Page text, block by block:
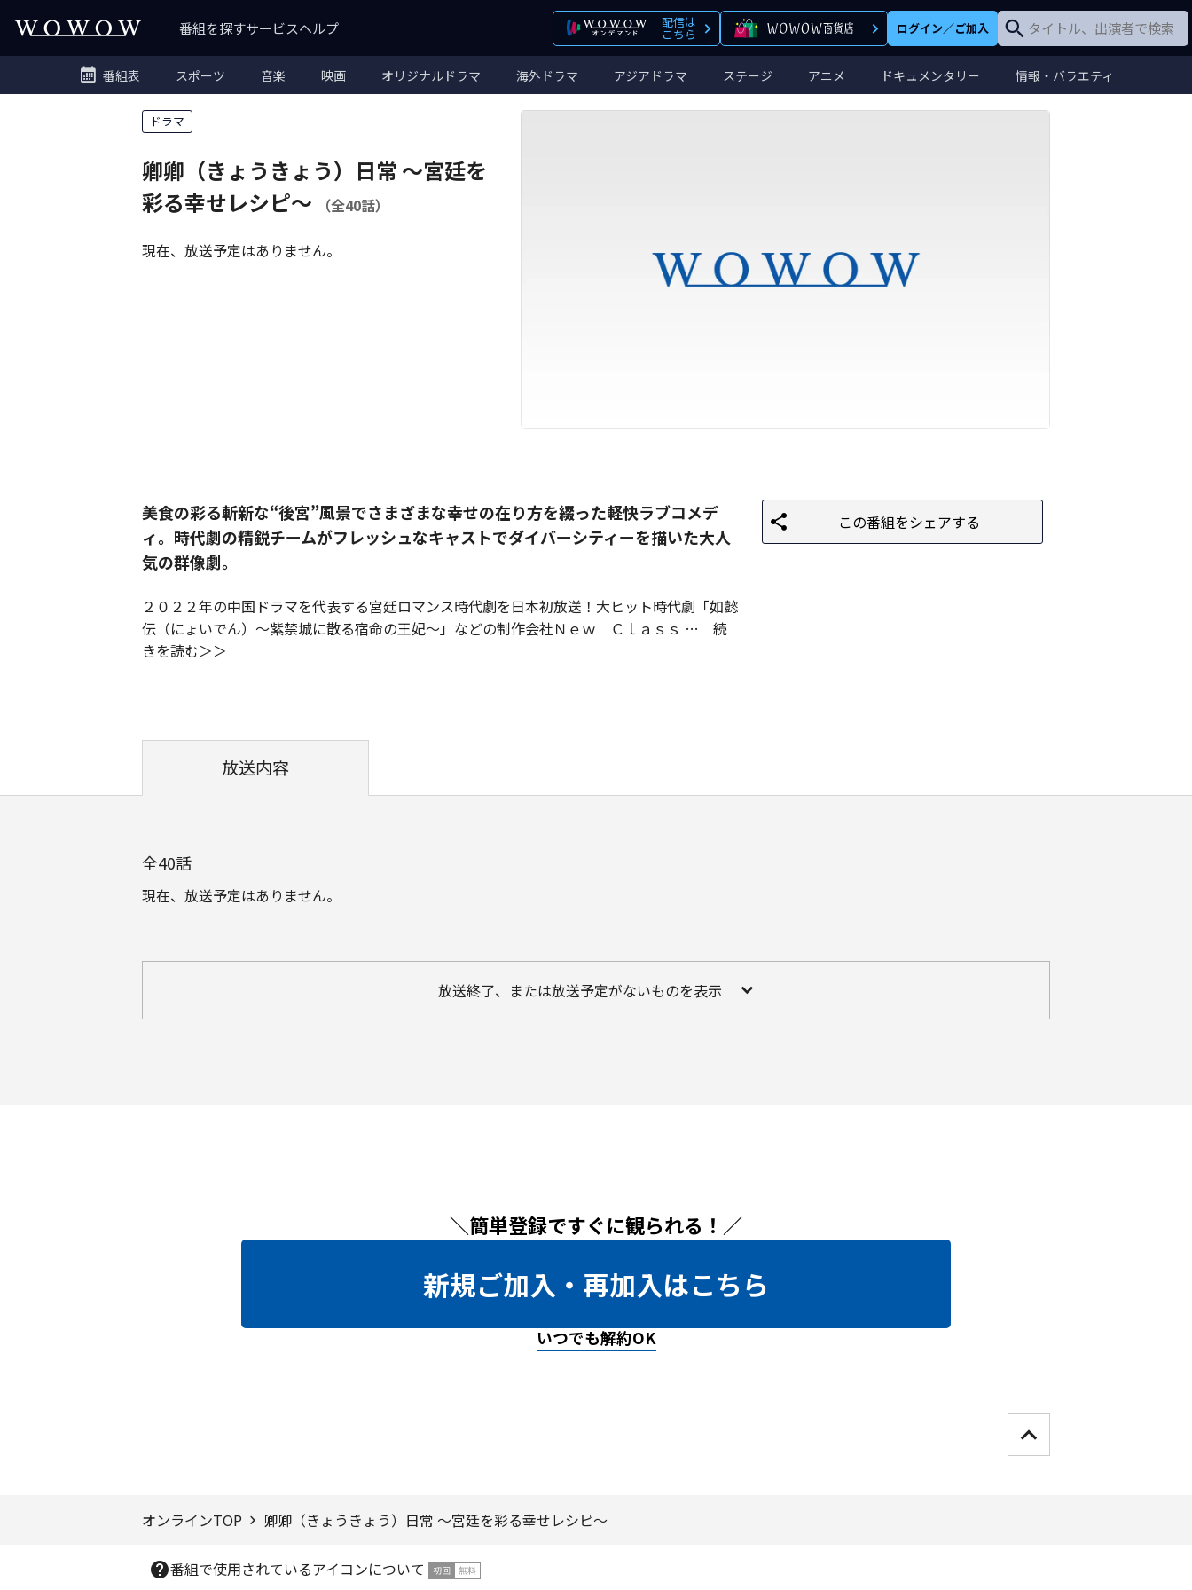
番組を探すサービスヘルプ 配信は
こちら ログイン／ご加入
番組表 スポーツ 音楽 映画 オリジナルドラマ 海外ドラマ アジアドラマ ステージ アニメ ドキュメンタリー 情報・バラエティ
ドラマ
卿卿（きょうきょう）日常 ～宮廷を
彩る幸せレシピ～
（全40話）
現在、放送予定はありません。
美食の彩る斬新な“後宮”風景でさまざまな幸せの在り方を綴った軽快ラブコメデ
ィ。時代劇の精鋭チームがフレッシュなキャストでダイバーシティーを描いた大人
気の群像劇。
２０２２年の中国ドラマを代表する宮廷ロマンス時代劇を日本初放送！大ヒット時代劇「如懿
伝（にょいでん）～紫禁城に散る宿命の王妃～」などの制作会社Ｎｅｗ Ｃｌａｓｓ
続
きを読む
この番組をシェアする
放送内容
全40話
現在、放送予定はありません。
放送終了、または放送予定がないものを表示
＼簡単登録ですぐに観られる！／
新規ご加入・再加入はこちら
いつでも解約OK
オンラインTOP 卿卿（きょうきょう）日常 ～宮廷を彩る幸せレシピ～
番組で使用されているアイコンについて